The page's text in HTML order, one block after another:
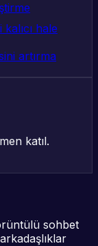
hale
artırma
katıl.
sohbet